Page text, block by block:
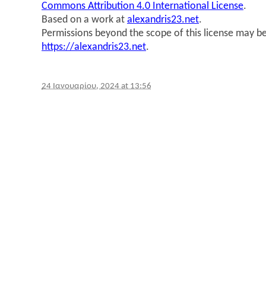
Commons Attribution 4.0 International License.
Based on a work at alexandris23.net.
Permissions beyond the scope of this license may
https://alexandris23.net.
24 Ιανουαρίου, 2024 at 13:56